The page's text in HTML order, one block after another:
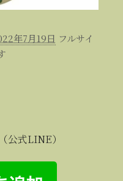
年7月19日 フルサイ
公式LINE）